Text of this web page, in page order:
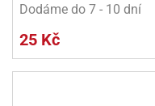
Dodáme do 7 - 10 dní
25 Kč